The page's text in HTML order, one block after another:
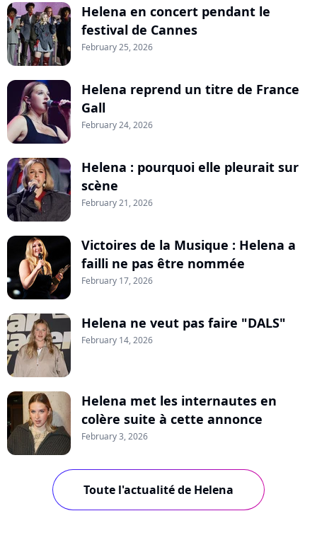
Helena en concert pendant le
festival de Cannes
February 25, 2026
Helena reprend un titre de France
Gall
February 24, 2026
Helena : pourquoi elle pleurait sur
scène
February 21, 2026
Victoires de la Musique : Helena a
failli ne pas être nommée
February 17, 2026
Helena ne veut pas faire "DALS"
February 14, 2026
Helena met les internautes en
colère suite à cette annonce
February 3, 2026
Toute l'actualité de Helena